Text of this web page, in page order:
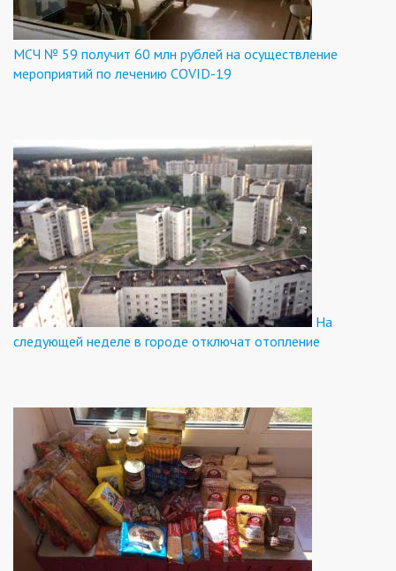
МСЧ № 59 получит 60 млн рублей на осуществление
мероприятий по лечению COVID-19
На
следующей неделе в городе отключат отопление